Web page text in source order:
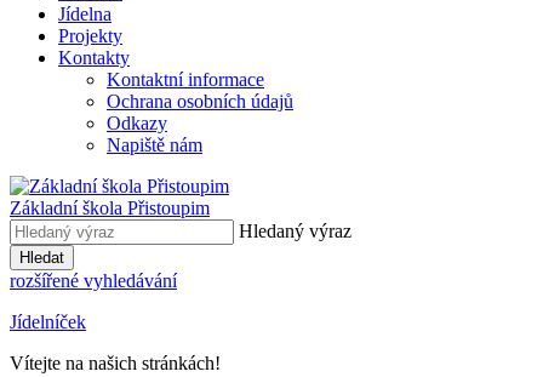
Jídelna
Projekty
Kontakty
Kontaktní informace
Ochrana osobních údajů
Odkazy
Napiště nám
Základní škola Přistoupim
Hledaný výraz
Hledat
rozšířené vyhledávání
Jídelníček
Vítejte na našich stránkách!